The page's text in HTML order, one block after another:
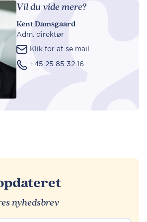
Vil du vide mere?
Kent Damsgaard
Adm. direktør
Klik for at se mail
+45 25 85 32 16
nyhedsbrev